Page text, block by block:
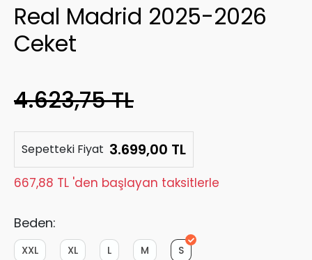
Real Madrid 2025-2026
Ceket
4.623,75 TL
Sepetteki Fiyat 3.699,00 TL
667,88 TL 'den başlayan taksitlerle
Beden:
S
M
L
XL
XXL